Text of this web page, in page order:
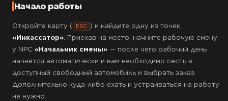
Начало работы
Откройте карту ( ESC ) и найдите одну из точек
«Инкассатор». Приехав на место, начните рабочую смену
у NPC «Начальник смены» — после чего рабочий день
начнётся автоматически и вам необходимо сесть в
доступный свободный автомобиль и выбрать заказ.
Дополнительно куда-либо ехать и устраиваться на работу
не нужно.